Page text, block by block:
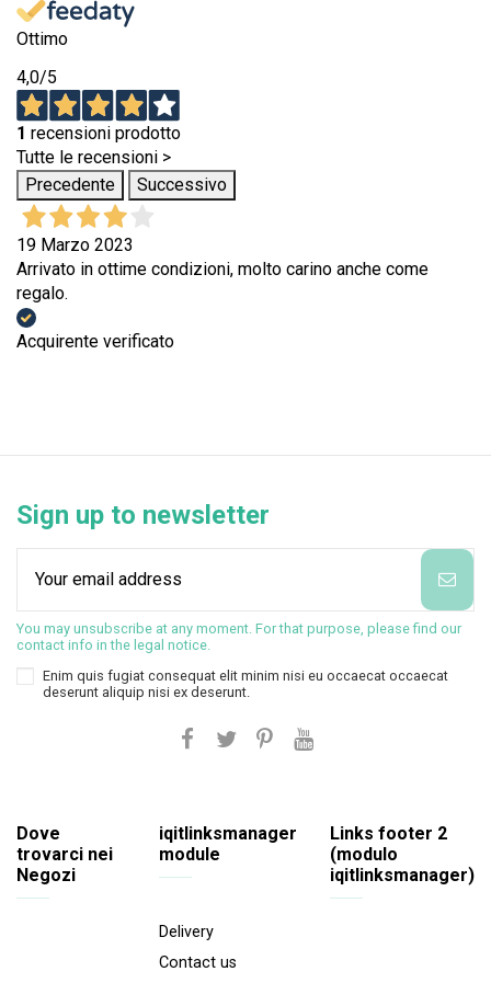
Ottimo
4,0/5
1 recensioni prodotto
Tutte le recensioni >
Precedente
Successivo
19 Marzo 2023
Arrivato in ottime condizioni, molto carino anche come
regalo.
Acquirente verificato
Sign up to newsletter
You may unsubscribe at any moment. For that purpose, please find our
contact info in the legal notice.
Enim quis fugiat consequat elit minim nisi eu occaecat occaecat
deserunt aliquip nisi ex deserunt.
Dove
trovarci nei
Negozi
iqitlinksmanager
module
Delivery
Contact us
Links footer 2
(modulo
iqitlinksmanager)